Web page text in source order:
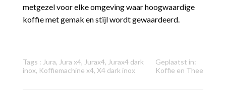
metgezel voor elke omgeving waar hoogwaardige
koffie met gemak en stijl wordt gewaardeerd.
Tags : Jura, Jura x4, Jurax4, Jurax4 dark
inox, Koffiemachine x4, X4 dark inox
Geplaatst in:
Koffie en Thee